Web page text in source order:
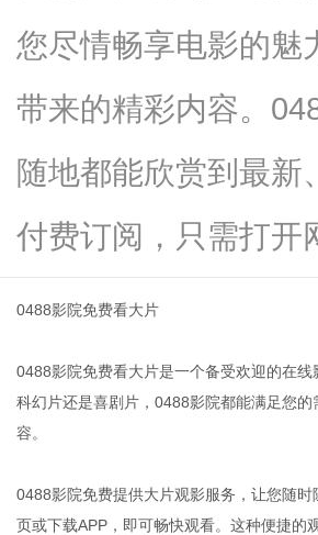
您尽情畅享电影的魅
带来的精彩内容。
随地都能欣赏到最新
付费订阅，只需打开
0488影院免费看大片
0488影院免费看大片是一个备受欢迎的在
科幻片还是喜剧片，0488影院都能满足您
容。
0488影院免费提供大片观影服务，让您随
页或下载APP，即可畅快观看。这种便捷的